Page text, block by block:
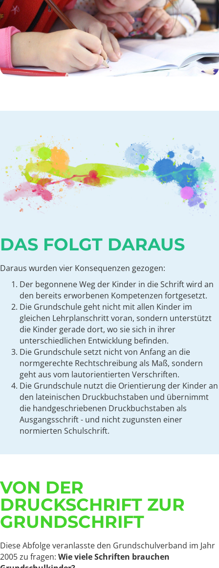
DAS FOLGT DARAUS
Daraus wurden vier Konsequenzen gezogen:
Der begonnene Weg der Kinder in die Schrift wird an
den bereits erworbenen Kompetenzen fortgesetzt.
Die Grundschule geht nicht mit allen Kinder im
gleichen Lehrplanschritt voran, sondern unterstützt
die Kinder gerade dort, wo sie sich in ihrer
unterschiedlichen Entwicklung befinden.
Die Grundschule setzt nicht von Anfang an die
normgerechte Rechtschreibung als Maß, sondern
geht aus vom lautorientierten Verschriften.
Die Grundschule nutzt die Orientierung der Kinder an
den lateinischen Druckbuchstaben und übernimmt
die handgeschriebenen Druckbuchstaben als
Ausgangsschrift - und nicht zugunsten einer
normierten Schulschrift.
VON DER
DRUCKSCHRIFT ZUR
GRUNDSCHRIFT
Diese Abfolge veranlasste den Grundschulverband im Jahr
2005 zu fragen: Wie viele Schriften brauchen